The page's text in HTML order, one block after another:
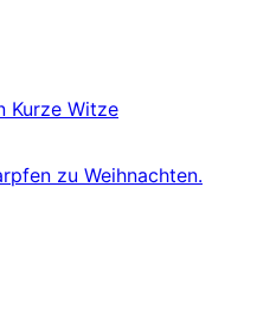
Kurze Witze
zu Weihnachten.